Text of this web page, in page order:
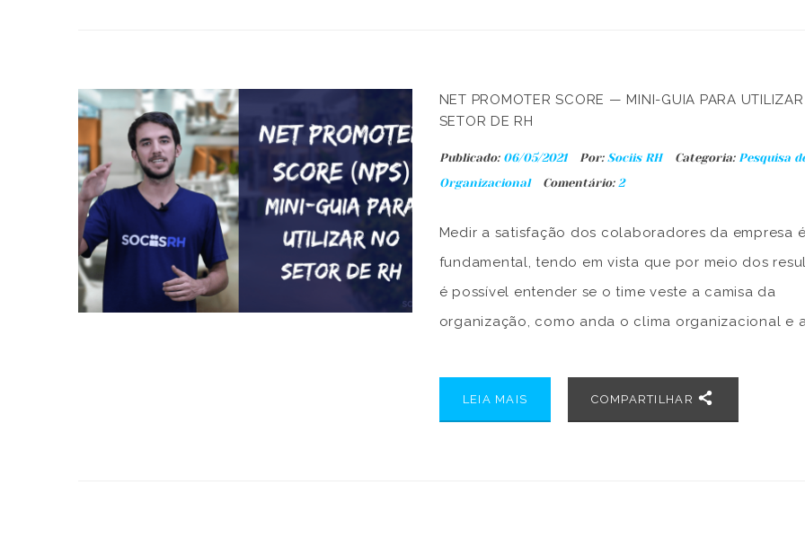
NET PROMOTER SCORE — MINI-GUIA PARA
SETOR DE RH
Publicado: 06/05/2021 Por: Sociis RH Categoria: Pesquisa
Organizacional
Comentário:2
Medir a satisfação dos colaboradores da empresa é
fundamental, tendo em vista que por meio dos
é possível entender se o time veste a camisa da
organização, como anda o clima organizacional e
uma ferramenta como o Net Promoter Score (NPS) é
LEIA MAIS COMPARTILHAR